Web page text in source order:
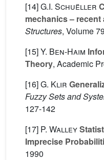
[14]G.I. Schuëller
mechanics –
Structures, Volume 79
[15]Y. Ben-Haim
Theory, Academic
[16]G. Klir
Fuzzy Sets and
127-142
[17] P. Walley
Imprecise
1990